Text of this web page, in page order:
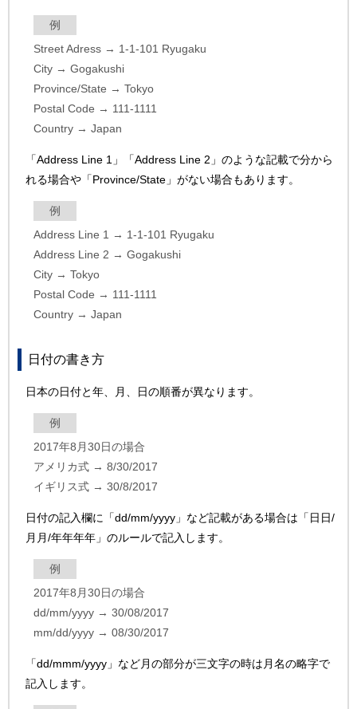
例
Street Adress → 1-1-101 Ryugaku
City → Gogakushi
Province/State → Tokyo
Postal Code → 111-1111
Country → Japan
「Address Line 1」「Address Line 2」のような記載で分から
れる場合や「Province/State」がない場合もあります。
例
Address Line 1 → 1-1-101 Ryugaku
Address Line 2 → Gogakushi
City → Tokyo
Postal Code → 111-1111
Country → Japan
日付の書き方
日本の日付と年、月、日の順番が異なります。
例
2017年8月30日の場合
アメリカ式 → 8/30/2017
イギリス式 → 30/8/2017
日付の記入欄に「dd/mm/yyyy」など記載がある場合は「日日/
月月/年年年年」のルールで記入します。
例
2017年8月30日の場合
dd/mm/yyyy → 30/08/2017
mm/dd/yyyy → 08/30/2017
「dd/mmm/yyyy」など月の部分が三文字の時は月名の略字で
記入します。